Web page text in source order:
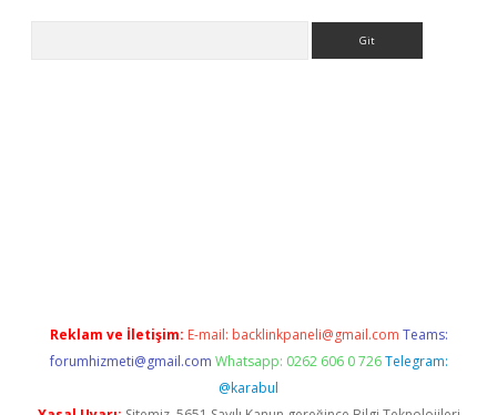
Reklam ve İletişim: E-mail: backlinkpaneli@gmail.com Teams:
forumhizmeti@gmail.com Whatsapp: 0262 606 0 726 Telegram:
@karabul